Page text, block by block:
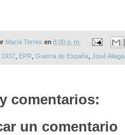
María Torres en 8:00 p. m.
1937, EPR Guerra de España, José Aliaga,
comentarios:
un comentario